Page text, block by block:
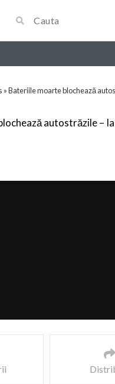
»Bateriile moarte blochează
autostrăzile – Ia